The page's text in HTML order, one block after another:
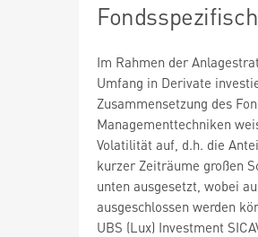
Im Rahmen der
Umfang in Derivate
Zusammensetzung des
Managementtechniken
Volatilität auf, d.h. die
kurzer Zeiträume großen
unten ausgesetzt, wobei
ausgeschlossen werden
UBS (Lux) Investment